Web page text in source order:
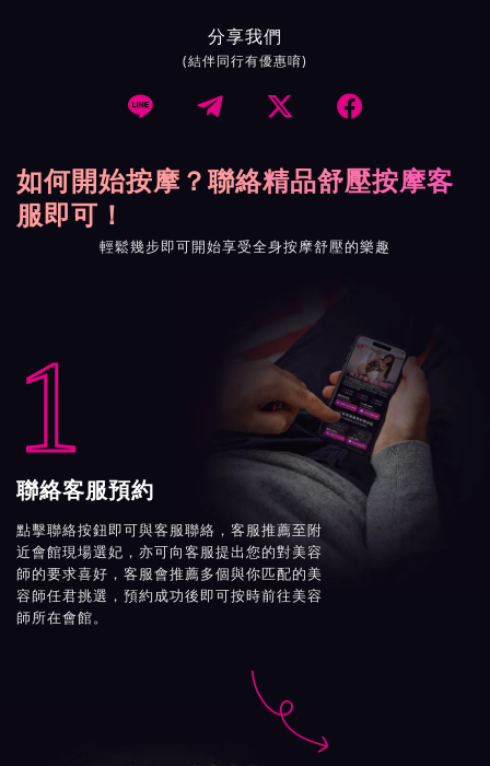
分享我們
(結伴同行有優惠唷)
   
如何開始按摩？聯絡精品舒壓按摩客
服即可！
輕鬆幾步即可開始享受全身按摩舒壓的樂趣
1
聯絡客服預約
點擊聯絡按鈕即可與客服聯絡，客服推薦至附
近會館現場選妃，亦可向客服提出您的對美容
師的要求喜好，客服會推薦多個與你匹配的美
容師任君挑選，預約成功後即可按時前往美容
師所在會館。
